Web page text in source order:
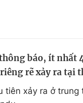
Tuyển
báo, ít nhất
rẽ xảy ra tại
tiên xảy ra ở